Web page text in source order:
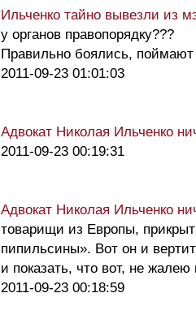
Ильченко тайно вывезли из
у органов правопорядку???
Правильно боялись,
2011-09-23 01:01:03
Адвокат Николая Ильченко
2011-09-23 00:19:31
Адвокат Николая Ильченко
товарищи из Европы,
пипильсины». Вот он и
и показать, что вот, не
2011-09-23 00:18:59